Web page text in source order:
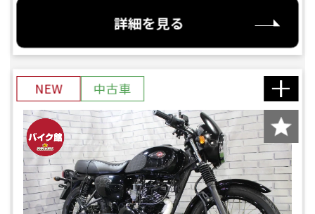
詳細を見る
NEW 中古車